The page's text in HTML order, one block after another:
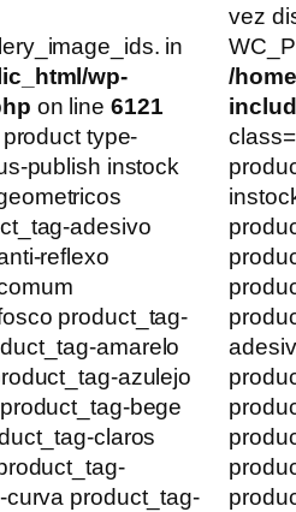
in
wp-
on line 6121
type-
publish instock
adesivo
reflexo
product_tag-
amarelo
azulejo
bege
claros
product_tag-
vez
/